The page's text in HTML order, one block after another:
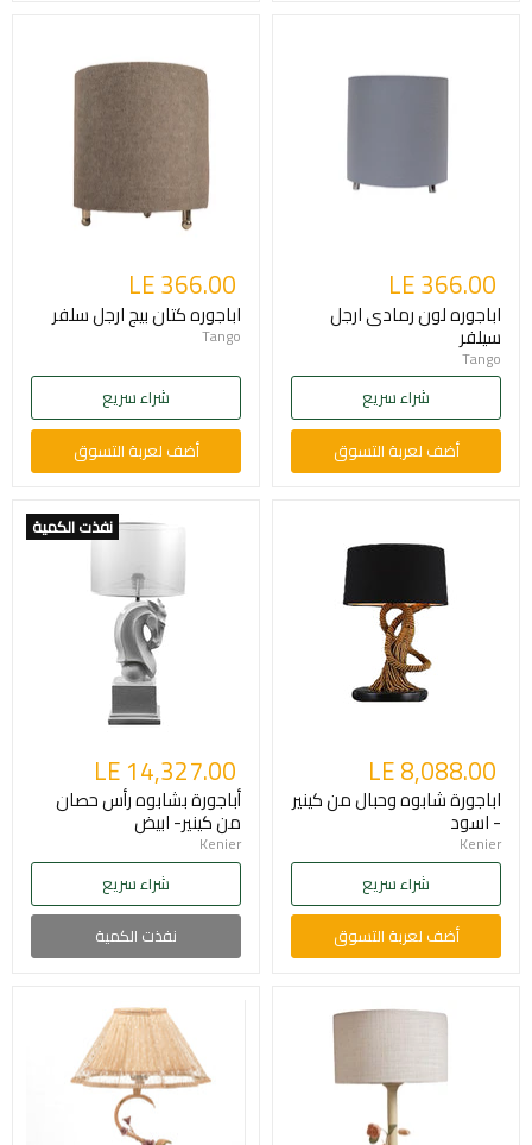
LE 366.00
اباجوره لون رمادى ارجل
سيلفر
Tango
شراء سريع
أضف لعربة التسوق
LE 366.00
اباجوره كتان بيج ارجل سلفر
Tango
شراء سريع
أضف لعربة التسوق
LE 8,088.00
اباجورة شابوه وحبال من كينير
- اسود
Kenier
شراء سريع
أضف لعربة التسوق
نفذت الكمية
LE 14,327.00
أباجورة بشابوه رأس حصان
من كينير- ابيض
Kenier
شراء سريع
نفذت الكمية